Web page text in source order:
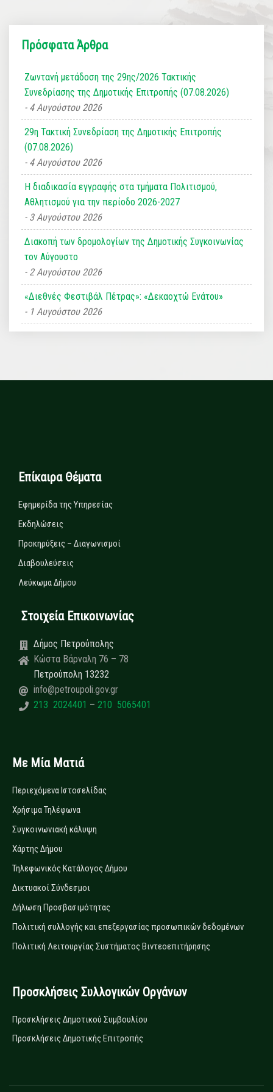
Πρόσφατα Άρθρα
Ζωντανή μετάδοση της 29ης/2026 Τακτικής
Συνεδρίασης της Δημοτικής Επιτροπής (07.08.2026)
4 Αυγούστου 2026
29η Τακτική Συνεδρίαση της Δημοτικής Επιτροπής
(07.08.2026)
4 Αυγούστου 2026
Η διαδικασία εγγραφής στα τμήματα Πολιτισμού,
Αθλητισμού για την περίοδο 2026-2027
3 Αυγούστου 2026
Διακοπή των δρομολογίων της Δημοτικής Συγκοινωνίας
τον Αύγουστο
2 Αυγούστου 2026
«Διεθνές Φεστιβάλ Πέτρας»: «Δεκαοχτώ Ενάτου»
1 Αυγούστου 2026
Επίκαιρα Θέματα
Εφημερίδα της Υπηρεσίας
Εκδηλώσεις
Προκηρύξεις – Διαγωνισμοί
Διαβουλεύσεις
Λεύκωμα Δήμου
Στοιχεία Επικοινωνίας
Δήμος Πετρούπολης
Κώστα Βάρναλη 76 – 78
Πετρούπολη 13232
info@petroupoli.gov.gr
213 2024401 – 210 5065401
Με Μία Ματιά
Περιεχόμενα Ιστοσελίδας
Χρήσιμα Τηλέφωνα
Συγκοινωνιακή κάλυψη
Χάρτης Δήμου
Τηλεφωνικός Κατάλογος Δήμου
Δικτυακοί Σύνδεσμοι
Δήλωση Προσβασιμότητας
Πολιτική συλλογής και επεξεργασίας προσωπικών δεδομένων
Πολιτική Λειτουργίας Συστήματος Βιντεοεπιτήρησης
Προσκλήσεις Συλλογικών Οργάνων
Προσκλήσεις Δημοτικού Συμβουλίου
Προσκλήσεις Δημοτικής Επιτροπής